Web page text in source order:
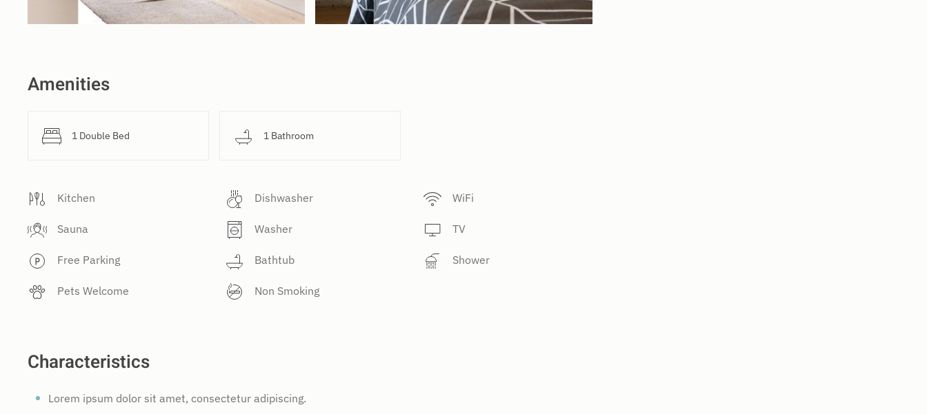
Amenities
1 Double Bed 1 Bathroom
Kitchen Dishwasher WiFi
Sauna Washer TV
Free Parking Bathtub Shower
Pets Welcome Non Smoking
Characteristics
Lorem ipsum dolor sit amet, consectetur adipiscing.